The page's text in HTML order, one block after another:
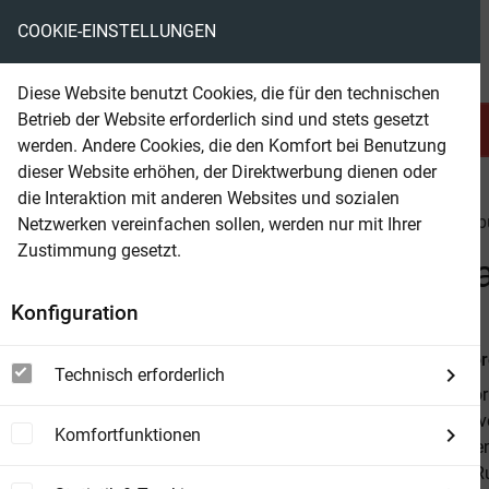
Serien & Abo Belletristik
beam Belletristik Kinder & Jugendbuch
Beam Shop
An den Alpha gebunden:
Bella
Von der
epischen
lassen
Alpha ihres
COOKIE-EINSTELLUNGEN
Diese Website benutzt Cookies, die für den technischen
Betrieb der Website erforderlich sind und stets gesetzt
werden. Andere Cookies, die den Komfort bei Benutzung
dieser Website erhöhen, der Direktwerbung dienen oder
die Interaktion mit anderen Websites und sozialen
Netzwerken vereinfachen sollen, werden nur mit Ihrer
Zustimmung gesetzt.
Konfiguration
Technisch erforderlich
Komfortfunktionen